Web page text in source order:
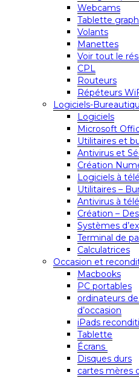
Webcams
Tablette
Volants
Manettes
Voir tout le
CPL
Routeurs
Répéteurs
Logiciels-
Logiciels
Microsoft
Utilitaires et
Antivirus et
Création
Logiciels à
Utilitaires –
Antivirus à
Création –
Systèmes
Terminal de
Calculatrices
Occasion et
Macbooks
PC portables
ordinateurs
d’occasion
iPads
Tablette
Écrans
Disques durs
cartes mères